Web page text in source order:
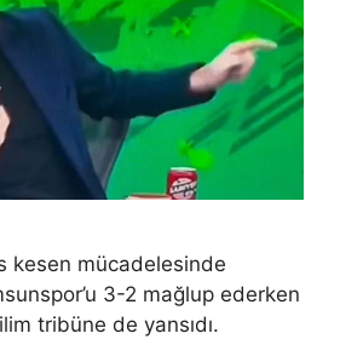
kesen mücadelesinde
3-2 mağlup ederken
tribüne de yansıdı.